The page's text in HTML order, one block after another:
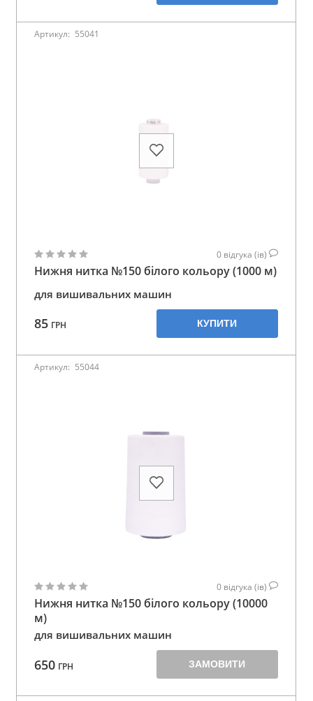
Артикул: 55041
0 відгука (ів)
Нижня нитка №150 білого кольору (1000 м)
для вишивальних машин
85 ГРН КУПИТИ
Артикул: 55044
0 відгука (ів)
Нижня нитка №150 білого кольору (10000
м)
для вишивальних машин
650 ГРН ЗАМОВИТИ